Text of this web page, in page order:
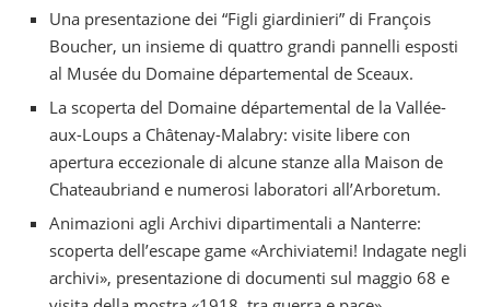
Una presentazione dei “Figli giardinieri” di François
Boucher, un insieme di quattro grandi pannelli esposti
al Musée du Domaine départemental de Sceaux.
La scoperta del Domaine départemental de la Vallée-
aux-Loups a Châtenay-Malabry: visite libere con
apertura eccezionale di alcune stanze alla Maison de
Chateaubriand e numerosi laboratori all’Arboretum.
Animazioni agli Archivi dipartimentali a Nanterre:
scoperta dell’escape game «Archiviatemi! Indagate negli
archivi», presentazione di documenti sul maggio 68 e